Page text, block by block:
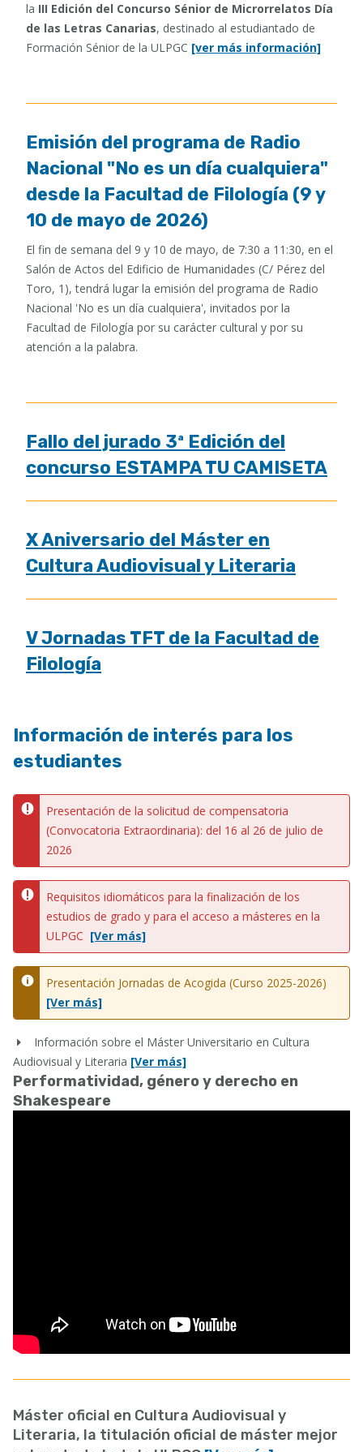
la III Edición del Concurso Sénior de Microrrelatos Día
de las Letras Canarias, destinado al estudiantado de
Formación Sénior de la ULPGC [ver más información]
Emisión del programa de Radio
Nacional "No es un día cualquiera"
desde la Facultad de Filología (9 y
10 de mayo de 2026)
El fin de semana del 9 y 10 de mayo, de 7:30 a 11:30, en el
Salón de Actos del Edificio de Humanidades (C/ Pérez del
Toro, 1), tendrá lugar la emisión del programa de Radio
Nacional 'No es un día cualquiera', invitados por la
Facultad de Filología por su carácter cultural y por su
atención a la palabra.
Fallo del jurado 3ª Edición del
concurso ESTAMPA TU CAMISETA
X Aniversario del Máster en
Cultura Audiovisual y Literaria
V Jornadas TFT de la Facultad de
Filología
Información de interés para los
estudiantes
Presentación de la solicitud de compensatoria
(Convocatoria Extraordinaria): del 16 al 26 de julio de
2026
Requisitos idiomáticos para la finalización de los
estudios de grado y para el acceso a másteres en la
ULPGC [Ver más]
Presentación Jornadas de Acogida (Curso 2025-2026)
[Ver más]
Información sobre el Máster Universitario en Cultura
Audiovisual y Literaria [Ver más]
Performatividad, género y derecho en
Shakespeare
Máster oficial en Cultura Audiovisual y
Literaria, la titulación oficial de máster mejor